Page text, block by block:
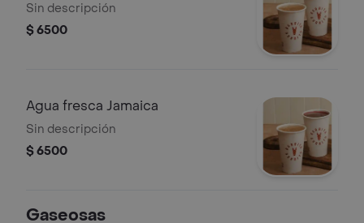
Sin descripción
$ 6500
Agua fresca Jamaica
Sin descripción
$ 6500
Gaseosas